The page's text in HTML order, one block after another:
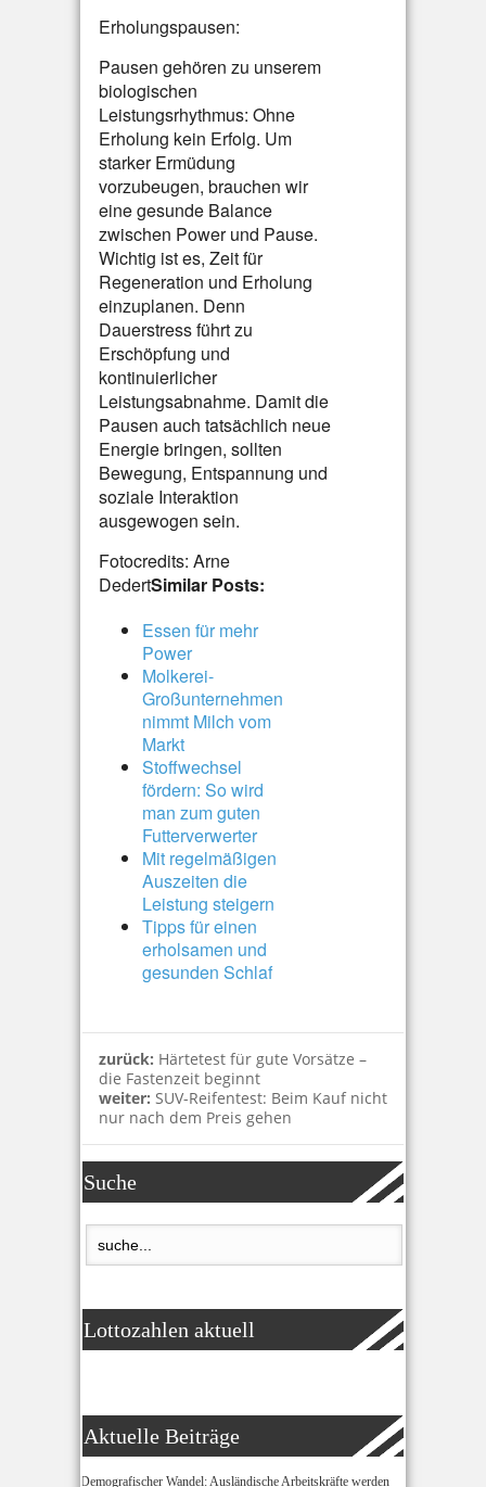
Erholungspausen:
Pausen gehören zu unserem
biologischen
Leistungsrhythmus: Ohne
Erholung kein Erfolg. Um
starker Ermüdung
vorzubeugen, brauchen wir
eine gesunde Balance
zwischen Power und Pause.
Wichtig ist es, Zeit für
Regeneration und Erholung
einzuplanen. Denn
Dauerstress führt zu
Erschöpfung und
kontinuierlicher
Leistungsabnahme. Damit die
Pausen auch tatsächlich neue
Energie bringen, sollten
Bewegung, Entspannung und
soziale Interaktion
ausgewogen sein.
Fotocredits: Arne
DedertSimilar Posts:
Essen für mehr
Power
Molkerei-
Großunternehmen
nimmt Milch vom
Markt
Stoffwechsel
fördern: So wird
man zum guten
Futterverwerter
Mit regelmäßigen
Auszeiten die
Leistung steigern
Tipps für einen
erholsamen und
gesunden Schlaf
zurück: Härtetest für gute Vorsätze –
die Fastenzeit beginnt
weiter: SUV-Reifentest: Beim Kauf nicht
nur nach dem Preis gehen
Suche
Lottozahlen aktuell
Aktuelle Beiträge
Demografischer Wandel: Ausländische Arbeitskräfte werden